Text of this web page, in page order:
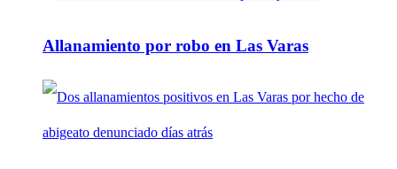
Allanamiento por robo en Las Varas